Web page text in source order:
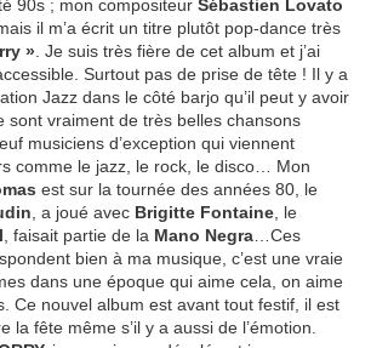
90s ; mon compositeur Sébastien Lovato
il m’a écrit un titre plutôt pop-dance très
» . Je suis très fière de cet album et j’ai
Surtout pas de prise de tête ! Il y a
Jazz dans le côté barjo qu’il peut y avoir
sont vraiment de très belles chansons
musiciens d’exception qui viennent
comme le jazz, le rock, le disco… Mon
est sur la tournée des années 80, le
, a joué avec Brigitte Fontaine , le
, faisait partie de la Mano Negra …Ces
bien à ma musique, c’est une vraie
dans une époque qui aime cela, on aime
Ce nouvel album est avant tout festif, il est
la fête même s’il y a aussi de l’émotion.